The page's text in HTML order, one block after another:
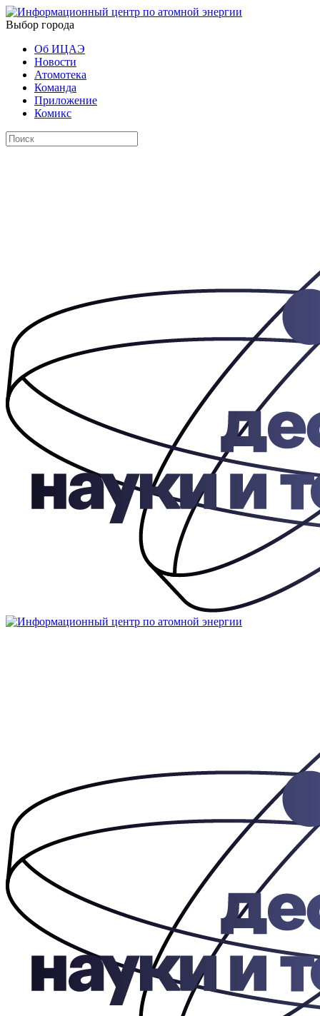
Выбор города
Об ИЦАЭ
Новости
Атомотека
Команда
Приложение
Комикс